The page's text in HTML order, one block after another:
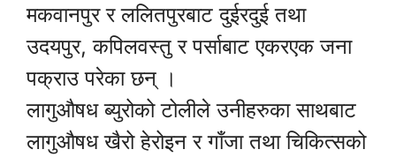
मकवानपुर र ललितपुरबाट दुईरदुई तथा
उदयपुर, कपिलवस्तु र पर्साबाट एकरएक जना
पक्राउ परेका छन् ।
लागुऔषध ब्युरोको टोलीले उनीहरुका साथबाट
लागुऔषध खैरो हेरोइन र गाँजा तथा चिकित्सको